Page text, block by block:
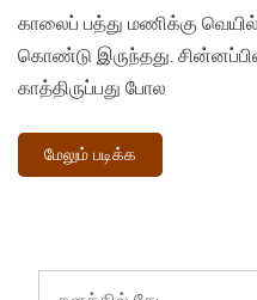
காலைப் பத்து மணிக்கு
கொண்டு இருந்தது.
காத்திருப்பது போல
மேலும் படிக்க